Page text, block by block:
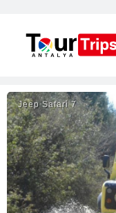
Jeep Safari̇ 7